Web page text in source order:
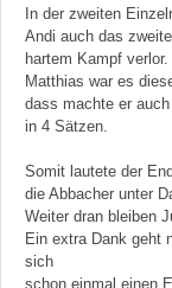
In der zweiten
Andi auch das
hartem Kampf verlor.
Matthias war es
dass machte er
in 4 Sätzen.
Somit lautete der
die Abbacher unter
Weiter dran bleiben
Ein extra Dank geht
sich
schon einmal einen